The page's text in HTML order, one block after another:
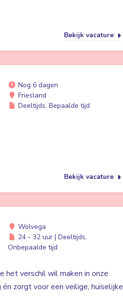
Bekijk vacature
Nog 6 dagen
Friesland
Deeltijds, Bepaalde tijd
Bekijk vacature
Wolvega
24 - 32 uur | Deeltijds,
Onbepaalde tijd
het verschil wil maken in onze
zorgt voor een veilige, huiselijke